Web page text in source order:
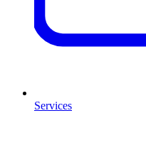
Services